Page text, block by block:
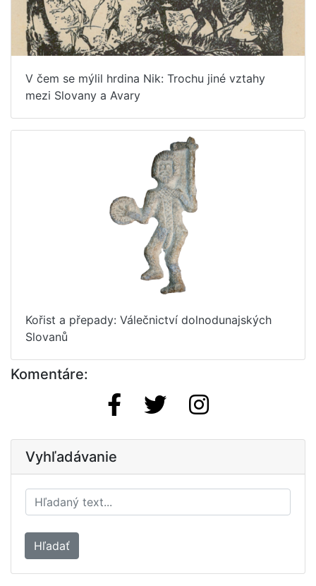
V čem se mýlil hrdina Nik: Trochu jiné vztahy
mezi Slovany a Avary
Kořist a přepady: Válečnictví dolnodunajských
Slovanů
Komentáre:
Vyhľadávanie
Hľadať